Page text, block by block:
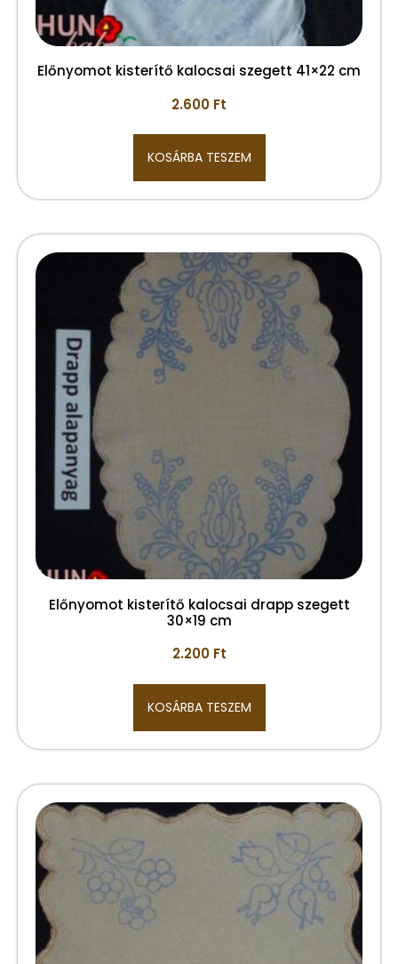
Előnyomot kisterítő kalocsai szegett 41×22 cm
2.600 Ft
KOSÁRBA TESZEM
Előnyomot kisterítő kalocsai drapp szegett
30×19 cm
2.200 Ft
KOSÁRBA TESZEM